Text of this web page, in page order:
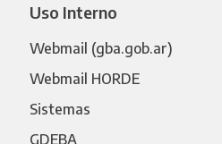
Uso Interno
Webmail (gba.gob.ar)
Webmail HORDE
Sistemas
GDEBA